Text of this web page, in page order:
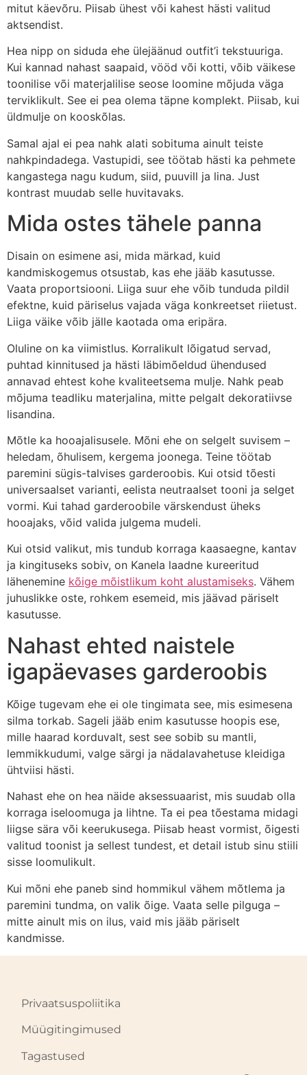
mitut käevõru. Piisab ühest või kahest hästi valitud
aktsendist.
Hea nipp on siduda ehe ülejäänud outfit’i tekstuuriga.
Kui kannad nahast saapaid, vööd või kotti, võib väikese
toonilise või materjalilise seose loomine mõjuda väga
terviklikult. See ei pea olema täpne komplekt. Piisab, kui
üldmulje on kooskõlas.
Samal ajal ei pea nahk alati sobituma ainult teiste
nahkpindadega. Vastupidi, see töötab hästi ka pehmete
kangastega nagu kudum, siid, puuvill ja lina. Just
kontrast muudab selle huvitavaks.
Mida ostes tähele panna
Disain on esimene asi, mida märkad, kuid
kandmiskogemus otsustab, kas ehe jääb kasutusse.
Vaata proportsiooni. Liiga suur ehe võib tunduda pildil
efektne, kuid päriselus vajada väga konkreetset riietust.
Liiga väike võib jälle kaotada oma eripära.
Oluline on ka viimistlus. Korralikult lõigatud servad,
puhtad kinnitused ja hästi läbimõeldud ühendused
annavad ehtest kohe kvaliteetsema mulje. Nahk peab
mõjuma teadliku materjalina, mitte pelgalt dekoratiivse
lisandina.
Mõtle ka hooajalisusele. Mõni ehe on selgelt suvisem –
heledam, õhulisem, kergema joonega. Teine töötab
paremini sügis-talvises garderoobis. Kui otsid tõesti
universaalset varianti, eelista neutraalset tooni ja selget
vormi. Kui tahad garderoobile värskendust üheks
hooajaks, võid valida julgema mudeli.
Kui otsid valikut, mis tundub korraga kaasaegne, kantav
ja kingituseks sobiv, on Kanela laadne kureeritud
lähenemine kõige mõistlikum koht alustamiseks. Vähem
juhuslikke oste, rohkem esemeid, mis jäävad päriselt
kasutusse.
Nahast ehted naistele
igapäevases garderoobis
Kõige tugevam ehe ei ole tingimata see, mis esimesena
silma torkab. Sageli jääb enim kasutusse hoopis ese,
mille haarad korduvalt, sest see sobib su mantli,
lemmikkudumi, valge särgi ja nädalavahetuse kleidiga
ühtviisi hästi.
Nahast ehe on hea näide aksessuaarist, mis suudab olla
korraga iseloomuga ja lihtne. Ta ei pea tõestama midagi
liigse sära või keerukusega. Piisab heast vormist, õigesti
valitud toonist ja sellest tundest, et detail istub sinu stiili
sisse loomulikult.
Kui mõni ehe paneb sind hommikul vähem mõtlema ja
paremini tundma, on valik õige. Vaata selle pilguga –
mitte ainult mis on ilus, vaid mis jääb päriselt
kandmisse.
Privaatsuspoliitika
Müügitingimused
Tagastused